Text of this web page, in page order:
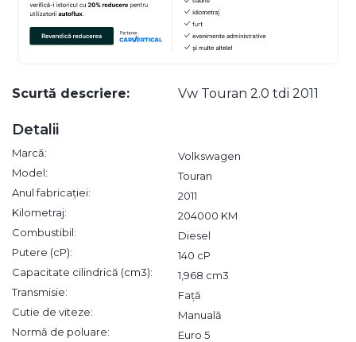
Scurtă descriere: Vw Touran 2.0 tdi 2011
Detalii
Marcă:
Volkswagen
Model:
Touran
Anul fabricației:
2011
Kilometraj:
204000 KM
Combustibil:
Diesel
Putere (cP):
140 cP
Capacitate cilindrică (cm3):
1,968 cm3
Transmisie:
Față
Cutie de viteze:
Manuală
Normă de poluare:
Euro 5